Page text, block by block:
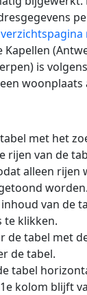
Kapellen
is
een
met het
rijen van de
alleen rijen
worden.
van de
te klikken.
de tabel met
de tabel.
tabel
kolom blijft